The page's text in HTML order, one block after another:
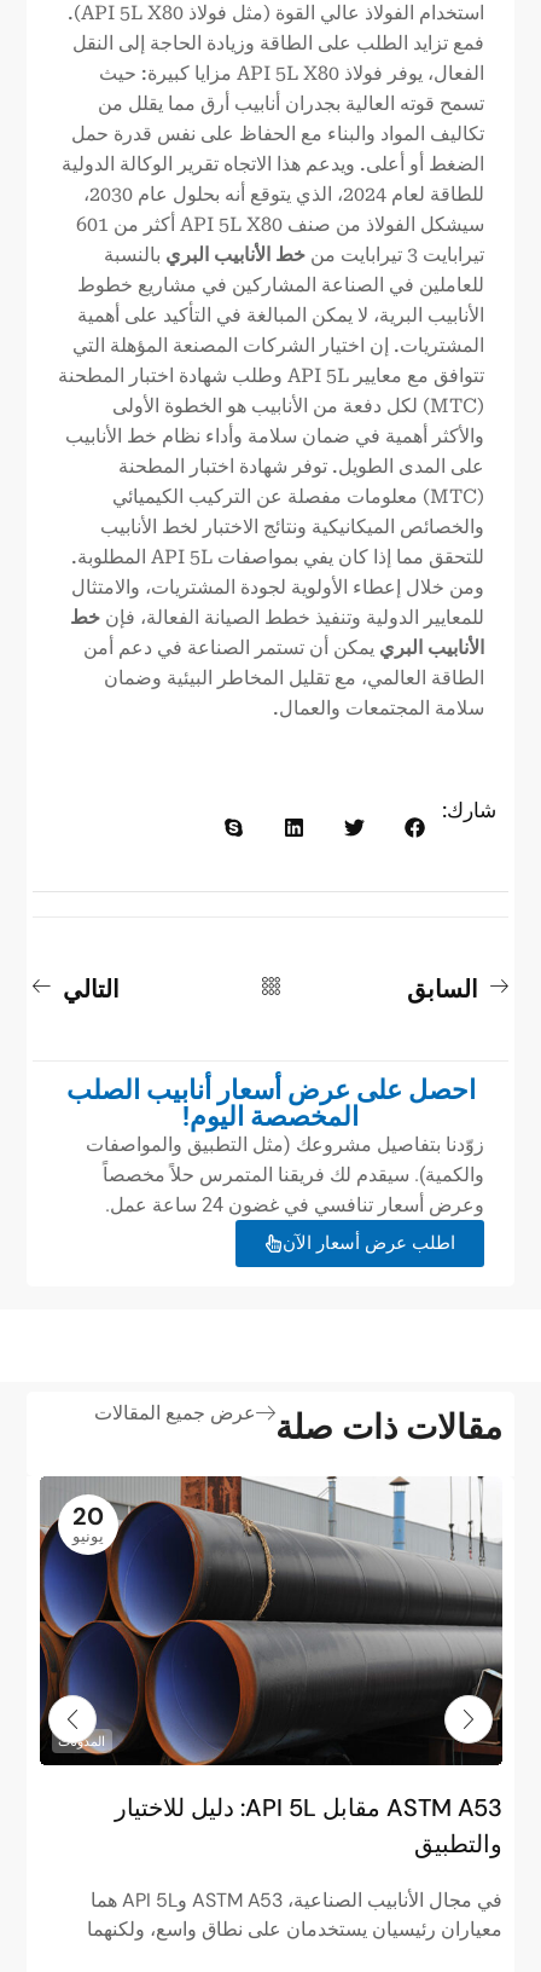
استخدام الفولاذ عالي القوة (مثل فولاذ API 5L X80).
فمع تزايد الطلب على الطاقة وزيادة الحاجة إلى النقل
الفعال، يوفر فولاذ API 5L X80 مزايا كبيرة: حيث
تسمح قوته العالية بجدران أنابيب أرق مما يقلل من
تكاليف المواد والبناء مع الحفاظ على نفس قدرة حمل
الضغط أو أعلى. ويدعم هذا الاتجاه تقرير الوكالة الدولية
للطاقة لعام 2024، الذي يتوقع أنه بحلول عام 2030،
سيشكل الفولاذ من صنف API 5L X80 أكثر من 601
تيرابايت 3 تيرابايت من
خط الأنابيب البري بالنسبة
للعاملين في الصناعة المشاركين في مشاريع خطوط
الأنابيب البرية، لا يمكن المبالغة في التأكيد على أهمية
المشتريات. إن اختيار الشركات المصنعة المؤهلة التي
تتوافق مع معايير API 5L وطلب شهادة اختبار المطحنة
(MTC) لكل دفعة من الأنابيب هو الخطوة الأولى
والأكثر أهمية في ضمان سلامة وأداء نظام خط الأنابيب
على المدى الطويل. توفر شهادة اختبار المطحنة
(MTC) معلومات مفصلة عن التركيب الكيميائي
والخصائص الميكانيكية ونتائج الاختبار لخط الأنابيب
للتحقق مما إذا كان يفي بمواصفات API 5L المطلوبة.
ومن خلال إعطاء الأولوية لجودة المشتريات، والامتثال
للمعايير الدولية وتنفيذ خطط الصيانة الفعالة، فإنخط
الأنابيب البري يمكن أن تستمر الصناعة في دعم أمن
الطاقة العالمي، مع تقليل المخاطر البيئية وضمان
سلامة المجتمعات والعمال.
شارك:
السابق التالي
احصل على عرض أسعار أنابيب الصلب
المخصصة اليوم!
زوّدنا بتفاصيل مشروعك (مثل التطبيق والمواصفات
والكمية). سيقدم لك فريقنا المتمرس حلاً مخصصاً
وعرض أسعار تنافسي في غضون 24 ساعة عمل.
اطلب عرض أسعار الآن
مقالات ذات صلة عرض جميع المقالات
20
يونيو
المدونات
ASTM A53 مقابل API 5L: دليل للاختيار
والتطبيق
في مجال الأنابيب الصناعية، ASTM A53 وAPI 5L هما
معياران رئيسيان يستخدمان على نطاق واسع، ولكنهما